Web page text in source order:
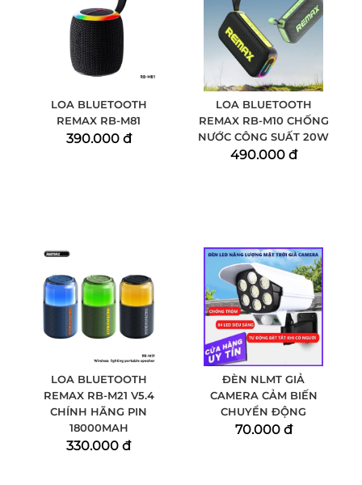
LOA BLUETOOTH
REMAX RB-M81
390.000 đ
LOA BLUETOOTH
REMAX RB-M10 CHỐNG
NƯỚC CÔNG SUẤT 20W
490.000 đ
LOA BLUETOOTH
REMAX RB-M21 V5.4
CHÍNH HÃNG PIN
18000MAH
330.000 đ
ĐÈN NLMT GIẢ
CAMERA CẢM BIẾN
CHUYỂN ĐỘNG
70.000 đ